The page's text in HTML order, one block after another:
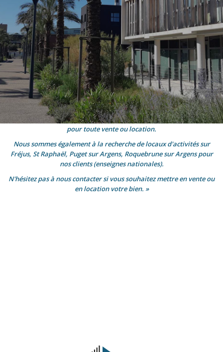
Immobilier d'entreprise
Fréjus - Bodin Transactions
« Notre agence évolue en permanence, nous mettons à votre
disposition : Les visites virtuelles, la signature électronique à
distance des mandats, des baux, des offres d'achat ou de location,
la réalisation gratuite de l'Etat des Risques et Pollutions obligatoire
pour toute vente ou location.
Nous sommes également à la recherche de locaux d'activités sur
Fréjus, St Raphaël, Puget sur Argens, Roquebrune sur Argens pour
nos clients (enseignes nationales).
N'hésitez pas à nous contacter si vous souhaitez mettre en vente ou
en location votre bien. »